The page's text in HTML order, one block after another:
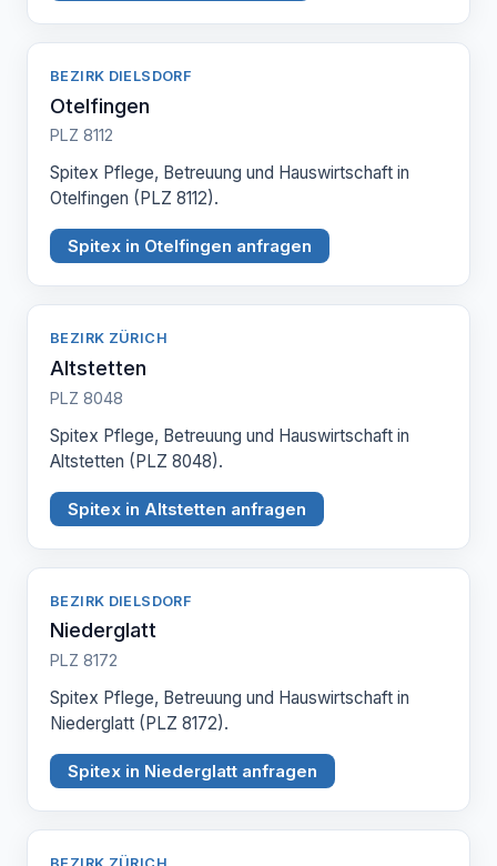
BEZIRK DIELSDORF
Otelfingen
PLZ 8112
Spitex Pflege, Betreuung und Hauswirtschaft in
Otelfingen (PLZ 8112).
Spitex in Otelfingen anfragen
BEZIRK ZÜRICH
Altstetten
PLZ 8048
Spitex Pflege, Betreuung und Hauswirtschaft in
Altstetten (PLZ 8048).
Spitex in Altstetten anfragen
BEZIRK DIELSDORF
Niederglatt
PLZ 8172
Spitex Pflege, Betreuung und Hauswirtschaft in
Niederglatt (PLZ 8172).
Spitex in Niederglatt anfragen